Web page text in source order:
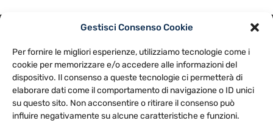
Gestisci Consenso Cookie
Per fornire le migliori esperienze, utilizziamo tecnologie come i
cookie per memorizzare e/o accedere alle informazioni del
dispositivo. Il consenso a queste tecnologie ci permetterà di
elaborare dati come il comportamento di navigazione o ID unici
su questo sito. Non acconsentire o ritirare il consenso può
influire negativamente su alcune caratteristiche e funzioni.
NOTE LEGALI
CONTATTACI PREFERENZE
TV LIBERA S.P.A.
Via Monteleonese 95/21 – 51100 Pistoia (PT)
Tel. 0573.9136 / Fax 0573.913615